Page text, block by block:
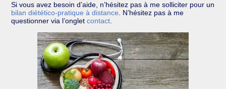
Si vous avez besoin d’aide, n’hésitez pas à me solliciter pour un
bilan diétético-pratique à distance. N’hésitez pas à me
questionner via l’ongletcontact.